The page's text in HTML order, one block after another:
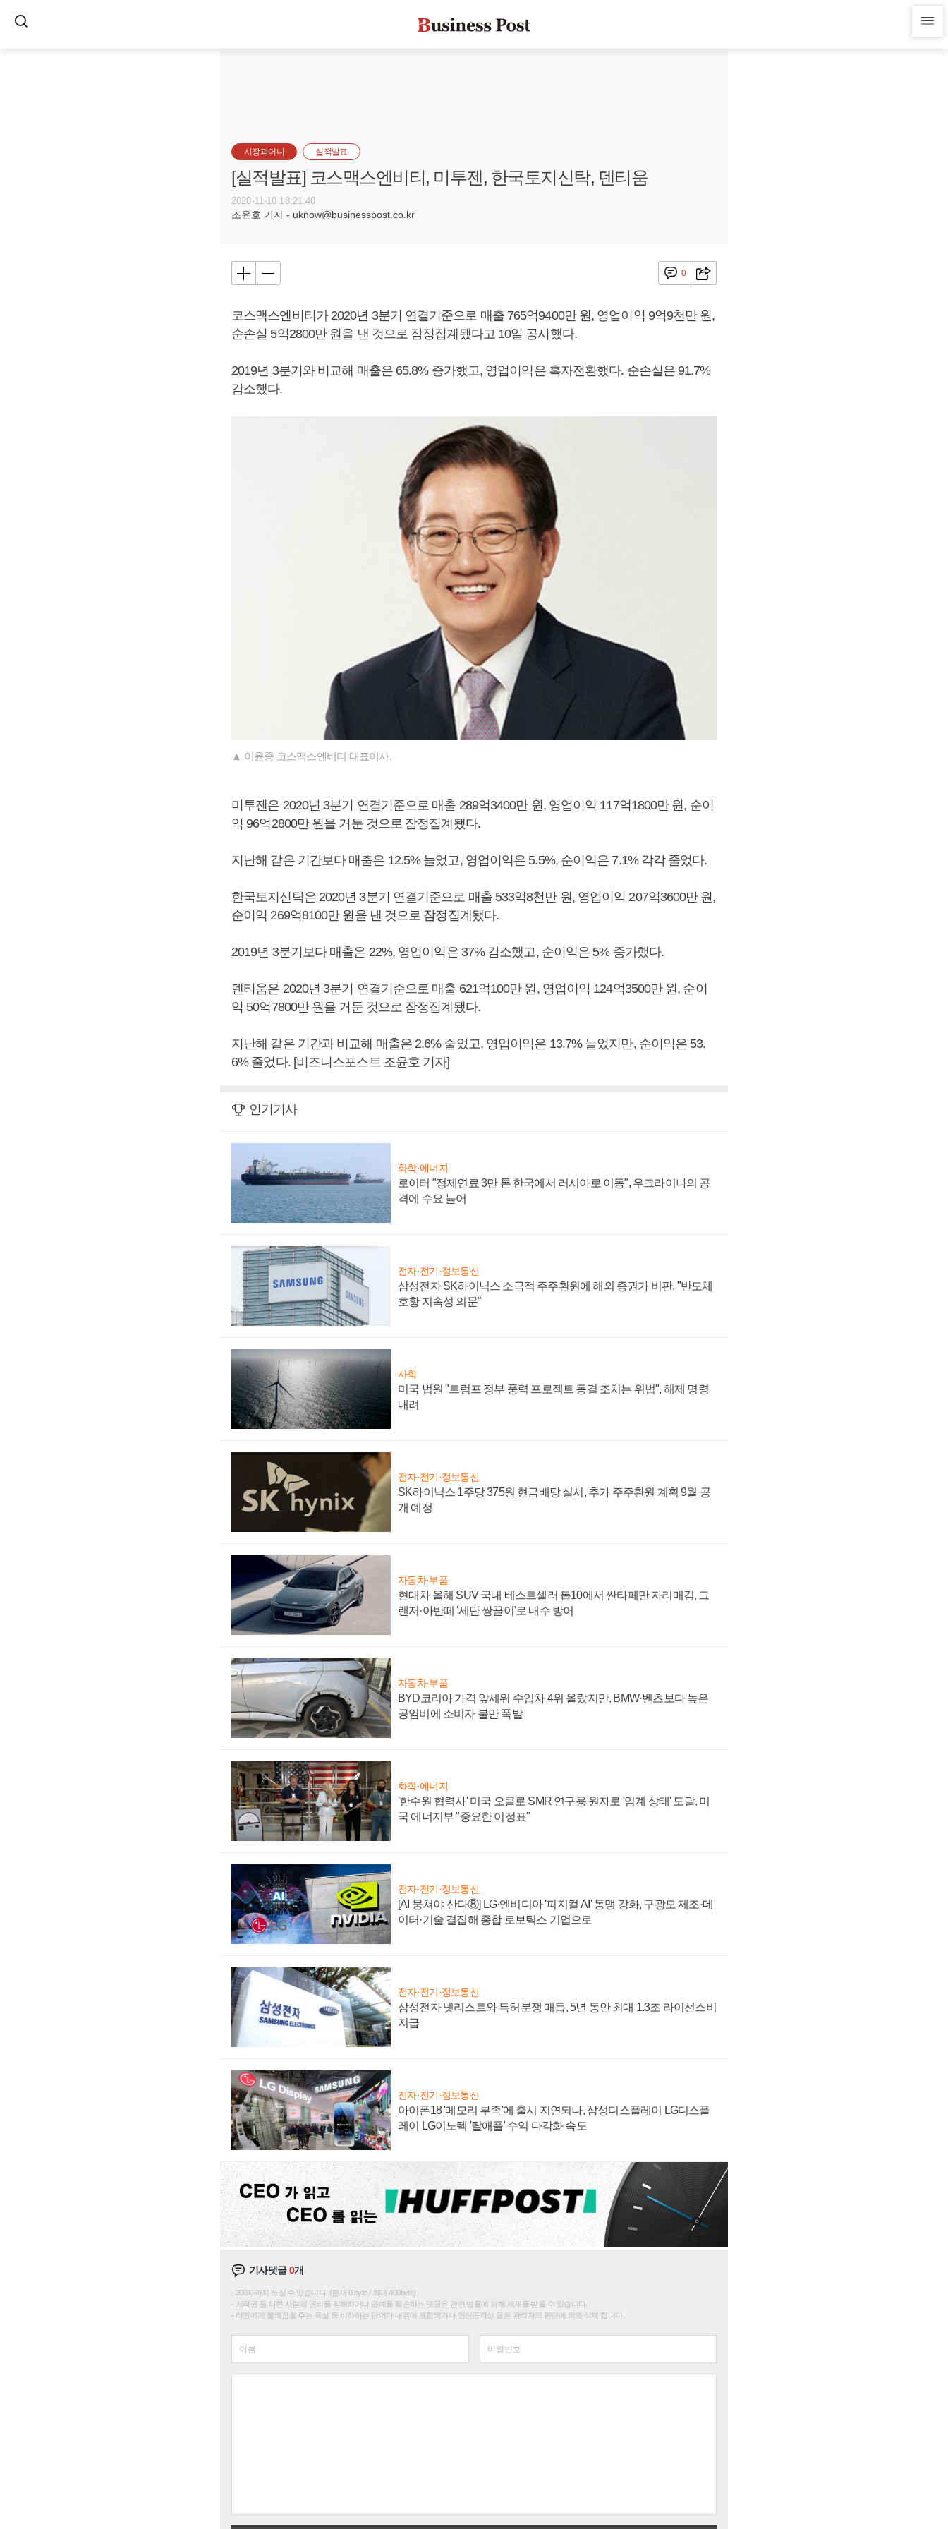
시장과머니 실적발표
[실적발표] 코스맥스엔비티, 미투젠, 한국토지신탁, 덴티움
2020-11-10 18:21:40
조윤호 기자 - uknow@businesspost.co.kr
0
코스맥스엔비티가 2020년 3분기 연결기준으로 매출 765억9400만 원, 영업이익 9억9천만 원,
순손실 5억2800만 원을 낸 것으로 잠정집계됐다고 10일 공시했다.
2019년 3분기와 비교해 매출은 65.8% 증가했고, 영업이익은 흑자전환했다. 순손실은 91.7%
감소했다.
▲ 이윤종 코스맥스엔비티 대표이사.
미투젠은 2020년 3분기 연결기준으로 매출 289억3400만 원, 영업이익 117억1800만 원, 순이
익 96억2800만 원을 거둔 것으로 잠정집계됐다.
지난해 같은 기간보다 매출은 12.5% 늘었고, 영업이익은 5.5%, 순이익은 7.1% 각각 줄었다.
한국토지신탁은 2020년 3분기 연결기준으로 매출 533억8천만 원, 영업이익 207억3600만 원,
순이익 269억8100만 원을 낸 것으로 잠정집계됐다.
2019년 3분기보다 매출은 22%, 영업이익은 37% 감소했고, 순이익은 5% 증가했다.
덴티움은 2020년 3분기 연결기준으로 매출 621억100만 원, 영업이익 124억3500만 원, 순이
익 50억7800만 원을 거둔 것으로 잠정집계됐다.
지난해 같은 기간과 비교해 매출은 2.6% 줄었고, 영업이익은 13.7% 늘었지만, 순이익은 53.
6% 줄었다. [비즈니스포스트 조윤호 기자]
인기기사
화학·에너지
로이터 "정제연료 3만 톤 한국에서 러시아로 이동", 우크라이나의 공
격에 수요 늘어
전자·전기·정보통신
삼성전자 SK하이닉스 소극적 주주환원에 해외 증권가 비판, "반도체
호황 지속성 의문"
사회
미국 법원 "트럼프 정부 풍력 프로젝트 동결 조치는 위법", 해제 명령
내려
전자·전기·정보통신
SK하이닉스 1주당 375원 현금배당 실시, 추가 주주환원 계획 9월 공
개 예정
자동차·부품
현대차 올해 SUV 국내 베스트셀러 톱10에서 싼타페만 자리매김, 그
랜저·아반떼 '세단 쌍끌이'로 내수 방어
자동차·부품
BYD코리아 가격 앞세워 수입차 4위 올랐지만, BMW·벤츠보다 높은
공임비에 소비자 불만 폭발
화학·에너지
'한수원 협력사' 미국 오클로 SMR 연구용 원자로 '임계 상태' 도달, 미
국 에너지부 "중요한 이정표"
전자·전기·정보통신
[AI 뭉쳐야 산다⑧] LG·엔비디아 '피지컬 AI' 동맹 강화, 구광모 제조·데
이터·기술 결집해 종합 로보틱스 기업으로
전자·전기·정보통신
삼성전자 넷리스트와 특허분쟁 매듭, 5년 동안 최대 1.3조 라이선스비
지급
전자·전기·정보통신
아이폰18 '메모리 부족'에 출시 지연되나, 삼성디스플레이 LG디스플
레이 LG이노텍 '탈애플' 수익 다각화 속도
기사댓글0개
200자까지 쓰실 수 있습니다. (현재 0 byte / 최대 400byte)
저작권 등 다른 사람의 권리를 침해하거나 명예를 훼손하는 댓글은 관련 법률에 의해 제재를 받을 수 있습니다.
타인에게 불쾌감을 주는 욕설 등 비하하는 단어가 내용에 포함되거나 인신공격성 글은 관리자의 판단에 의해 삭제 합니다.